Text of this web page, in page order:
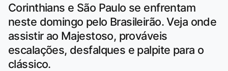
Corinthians e São Paulo se enfrentam
neste domingo pelo Brasileirão. Veja onde
assistir ao Majestoso, prováveis
escalações, desfalques e palpite para o
clássico.